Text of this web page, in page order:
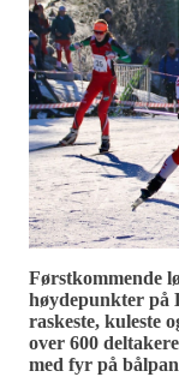
Førstkommende
høydepunkter på
raskeste, kuleste
over 600
med fyr på